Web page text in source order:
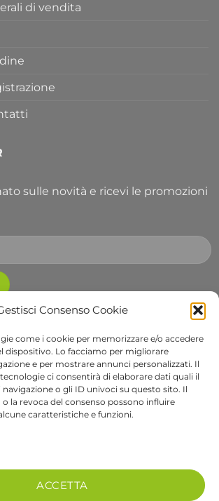
Consenso Cookie
come i cookie per memorizzare e/o accedere
dispositivo. Lo facciamo per migliorare
e per mostrare annunci personalizzati. Il
ci consentirà di elaborare dati quali il
o gli ID univoci su questo sito. Il
la revoca del consenso possono influire
caratteristiche e funzioni.
ACCETTA
di vendita
sulle novità e ricevi le promozioni
generali e di ricevere le
Stripe MasterCard
Cash
On
Apple
7, 36061, Bassano del Grappa VI
- Cap. soc. € 10.000,00 i.v.
bscom@pec.it SDI: EUVZNZV